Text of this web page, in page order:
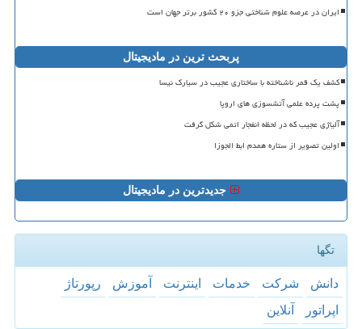
ایران در عرصه علوم شناختی جزو ۲۰ کشور برتر جهان است
پربحث ترین در مادیجیتال
کشف یک قمر ناشناخته با ساختاری عجیب در سیارک نیسا
پشت پرده علمی آتشسوزی های اروپا
آلیاژی عجیب که در لحظه انفجار اتمی شکل گرفت
اولین تصویر از ستاره همدم ابط الجوزا
جدیدترین در مادیجیتال
تگها
دانش شركت خدمات اینترنت آموزش
رپورتاژ
اپراتور
آنلاین